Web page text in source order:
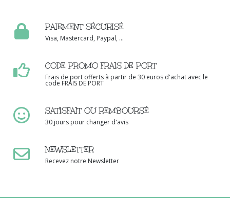
PAIEMENT SÉCURISÉ
Visa, Mastercard, Paypal, ...
CODE PROMO FRAIS DE PORT
Frais de port offerts à partir de 30 euros d'achat avec le
code FRAIS DE PORT
SATISFAIT OU REMBOURSÉ
30 jours pour changer d'avis
NEWSLETTER
Recevez notre Newsletter